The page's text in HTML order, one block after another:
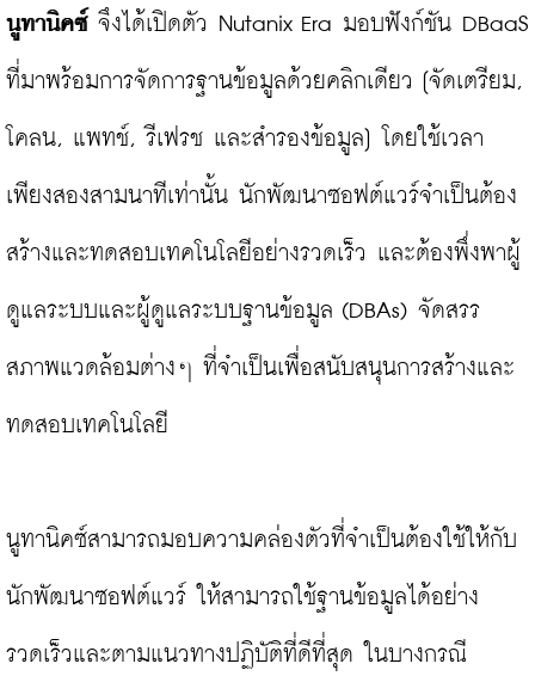
นูทานิคซ์ จึงได้เปิดตัว Nutanix Era มอบฟังก์ชัน DBaaS
ที่มาพร้อมการจัดการฐานข้อมูลด้วยคลิกเดียว [จัดเตรียม,
โคลน, แพทช์, รีเฟรช และสำรองข้อมูล] โดยใช้เวลา
เพียงสองสามนาทีเท่านั้น นักพัฒนาซอฟต์แวร์จำเป็นต้อง
สร้างและทดสอบเทคโนโลยีอย่างรวดเร็ว และต้องพึ่งพาผู้
ดูแลระบบและผู้ดูแลระบบฐานข้อมูล (DBAs) จัดสรร
สภาพแวดล้อมต่างๆ ที่จำเป็นเพื่อสนับสนุนการสร้างและ
ทดสอบเทคโนโลยี
นูทานิคซ์สามารถมอบความคล่องตัวที่จำเป็นต้องใช้ให้กับ
นักพัฒนาซอฟต์แวร์ ให้สามารถใช้ฐานข้อมูลได้อย่าง
รวดเร็วและตามแนวทางปฏิบัติที่ดีที่สุด ในบางกรณี